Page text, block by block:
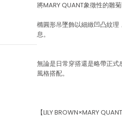
將MARY QUANT象徵性的雛
橢圓形吊墜飾以細緻凹凸紋
息。
無論是日常穿搭還是略帶正
風格搭配。
【LILY BROWN×MARY